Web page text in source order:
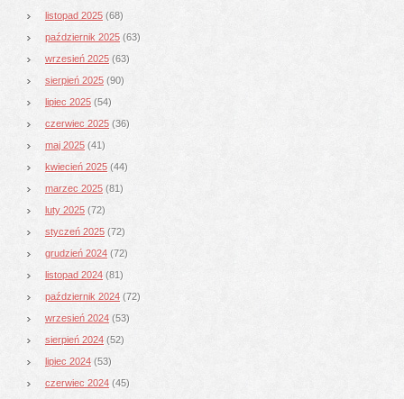
listopad 2025 (68)
październik 2025 (63)
wrzesień 2025 (63)
sierpień 2025 (90)
lipiec 2025 (54)
czerwiec 2025 (36)
maj 2025 (41)
kwiecień 2025 (44)
marzec 2025 (81)
luty 2025 (72)
styczeń 2025 (72)
grudzień 2024 (72)
listopad 2024 (81)
październik 2024 (72)
wrzesień 2024 (53)
sierpień 2024 (52)
lipiec 2024 (53)
czerwiec 2024 (45)